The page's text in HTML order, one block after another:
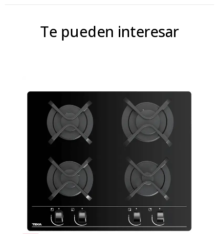
Te pueden interesar